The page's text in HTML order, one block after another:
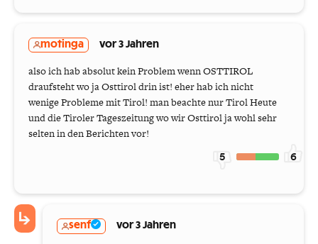
motinga vor 3 Jahren
also ich hab absolut kein Problem wenn OSTTIROL
draufsteht wo ja Osttirol drin ist! eher hab ich nicht
wenige Probleme mit Tirol! man beachte nur Tirol Heute
und die Tiroler Tageszeitung wo wir Osttirol ja wohl sehr
selten in den Berichten vor!
5 6
senf vor 3 Jahren